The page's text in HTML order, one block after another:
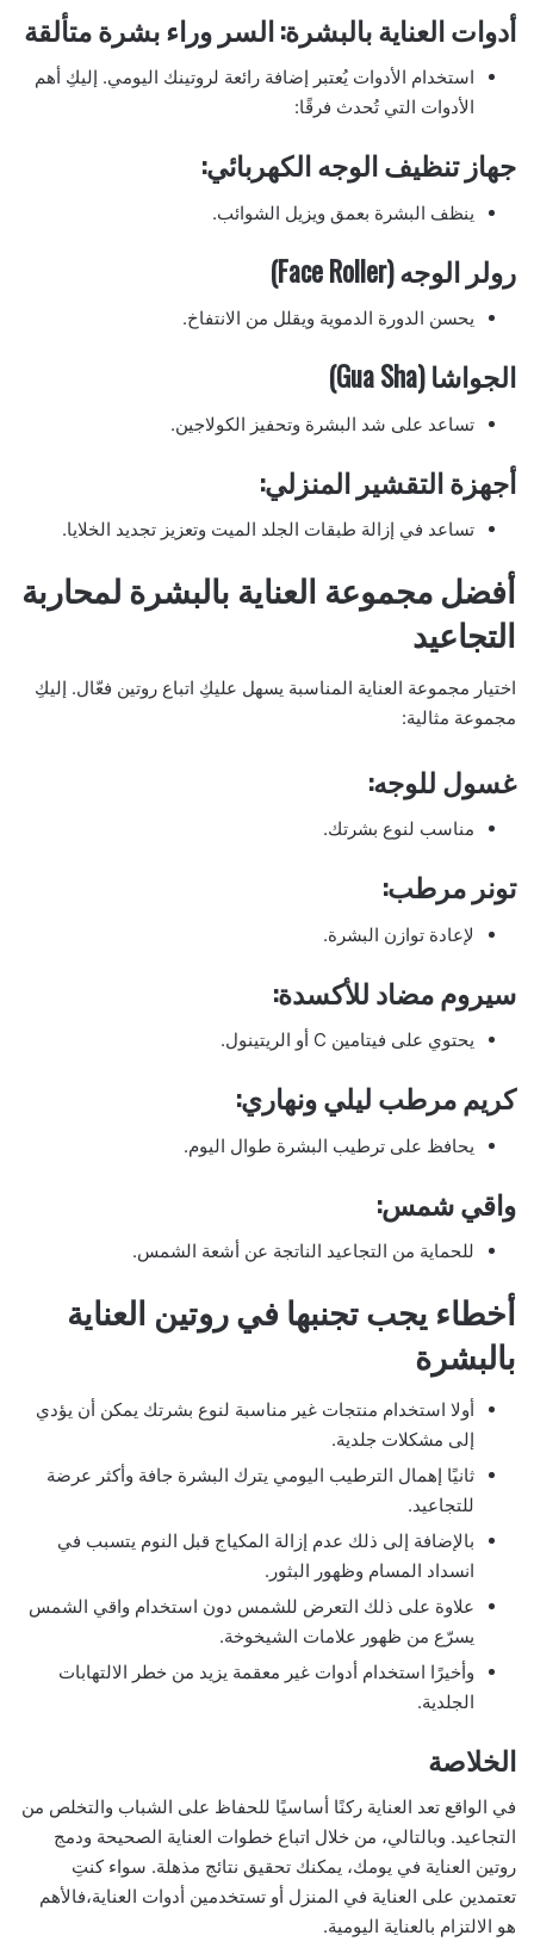
أدوات العناية بالبشرة: السر وراء بشرة متألقة
استخدام الأدوات يُعتبر إضافة رائعة لروتينك اليومي. إليكِ أهم
الأدوات التي تُحدث فرقًا:
جهاز تنظيف الوجه الكهربائي:
ينظف البشرة بعمق ويزيل الشوائب.
رولر الوجه (Face Roller)
يحسن الدورة الدموية ويقلل من الانتفاخ.
الجواشا (Gua Sha)
تساعد على شد البشرة وتحفيز الكولاجين.
أجهزة التقشير المنزلي:
تساعد في إزالة طبقات الجلد الميت وتعزيز تجديد الخلايا.
أفضل مجموعة العناية بالبشرة لمحاربة
التجاعيد
اختيار مجموعة العناية المناسبة يسهل عليكِ اتباع روتين فعّال. إليكِ
مجموعة مثالية:
غسول للوجه:
مناسب لنوع بشرتك.
تونر مرطب:
لإعادة توازن البشرة.
سيروم مضاد للأكسدة:
يحتوي على فيتامين C أو الريتينول.
كريم مرطب ليلي ونهاري:
يحافظ على ترطيب البشرة طوال اليوم.
واقي شمس:
للحماية من التجاعيد الناتجة عن أشعة الشمس.
أخطاء يجب تجنبها في روتين العناية
بالبشرة
أولا استخدام منتجات غير مناسبة لنوع بشرتك يمكن أن يؤدي
إلى مشكلات جلدية.
ثانيًا إهمال الترطيب اليومي يترك البشرة جافة وأكثر عرضة
للتجاعيد.
بالإضافة إلى ذلك عدم إزالة المكياج قبل النوم يتسبب في
انسداد المسام وظهور البثور.
علاوة على ذلك التعرض للشمس دون استخدام واقي الشمس
يسرّع من ظهور علامات الشيخوخة.
وأخيرًا استخدام أدوات غير معقمة يزيد من خطر الالتهابات
الجلدية.
الخلاصة
في الواقع تعد العناية ركنًا أساسيًا للحفاظ على الشباب والتخلص من
التجاعيد. وبالتالي، من خلال اتباع خطوات العناية الصحيحة ودمج
روتين العناية في يومك، يمكنك تحقيق نتائج مذهلة. سواء كنتِ
تعتمدين على العناية في المنزل أو تستخدمين أدوات العناية،فالأهم
هو الالتزام بالعناية اليومية.